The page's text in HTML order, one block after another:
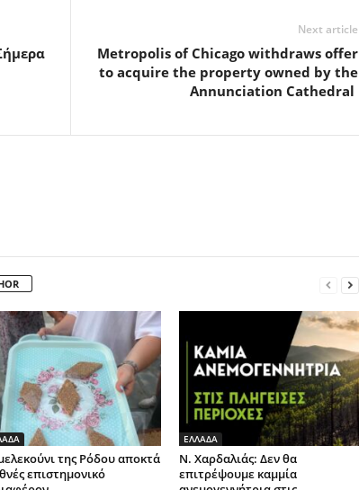
Next article
Metropolis of Chicago withdraws offer
to acquire the property owned by the
Annunciation Cathedral
της Ρόδου αποκτά
επιστημονικό
ΕΛΛΑΔΑ
Ν. Χαρδαλιάς: Δεν θα
επιτρέψουμε καμμία